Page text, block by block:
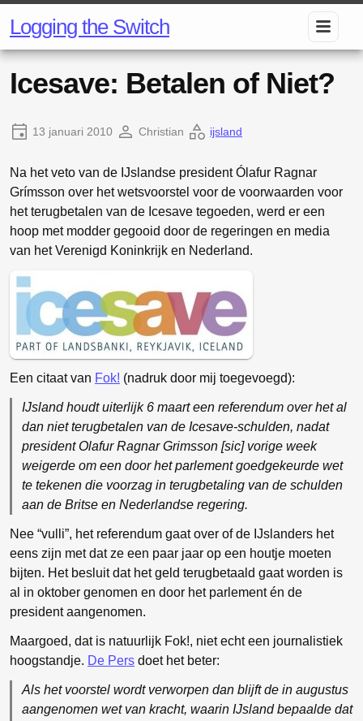
Logging the Switch
Icesave: Betalen of Niet?
13 januari 2010 Christian ijsland
Na het veto van de IJslandse president Ólafur Ragnar
Grímsson over het wetsvoorstel voor de voorwaarden voor
het terugbetalen van de Icesave tegoeden, werd er een
hoop met modder gegooid door de regeringen en media
van het Verenigd Koninkrijk en Nederland.
Een citaat van Fok! (nadruk door mij toegevoegd):
IJsland houdt uiterlijk 6 maart een referendum over het al
dan niet terugbetalen van de Icesave-schulden, nadat
president Olafur Ragnar Grimsson [sic] vorige week
weigerde om een door het parlement goedgekeurde wet
te tekenen die voorzag in terugbetaling van de schulden
aan de Britse en Nederlandse regering.
Nee “vulli”, het referendum gaat over of de IJslanders het
eens zijn met dat ze een paar jaar op een houtje moeten
bijten. Het besluit dat het geld terugbetaald gaat worden is
al in oktober genomen en door het parlement én de
president aangenomen.
Maargoed, dat is natuurlijk Fok!, niet echt een journalistiek
hoogstandje. De Pers doet het beter:
Als het voorstel wordt verworpen dan blijft de in augustus
aangenomen wet van kracht, waarin IJsland bepaalde dat